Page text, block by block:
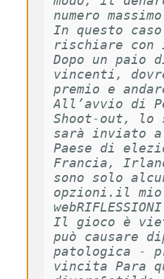
numero
In questo caso
rischiare
Dopo un paio
vincenti,
premio e
All’avvio di
Shoot-out, lo
sarà inviato
Paese di
Francia,
sono solo
opzioni.il
webRIFLESSIONI
Il gioco è
può causare
patologica -
vincita Para